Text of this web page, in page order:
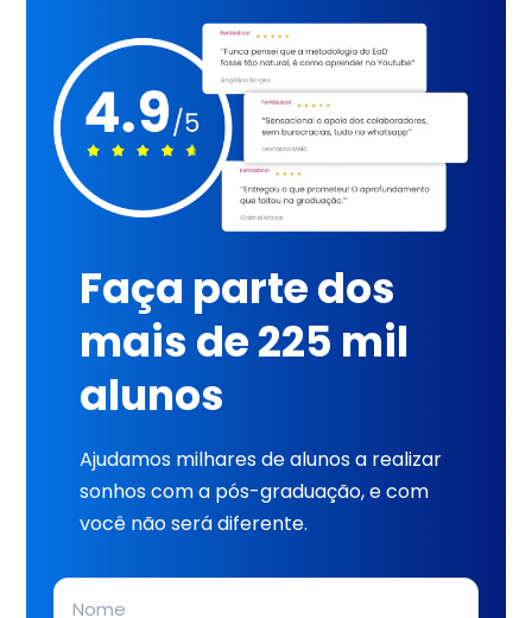
Faça parte dos
mais de 225 mil
alunos
Ajudamos milhares de alunos a realizar
sonhos com a pós-graduação, e com
você não será diferente.